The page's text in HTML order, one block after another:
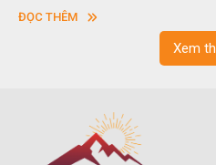
sơn”. Nghệ thuật hòn non bộ
ngoạn và phong thủy trong cuộc
ĐỌC THÊM
Xem